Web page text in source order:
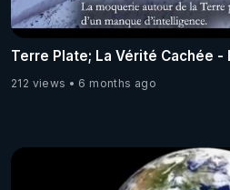
Terre Plate; La Vérité Cachée -
212 views 6 months ago